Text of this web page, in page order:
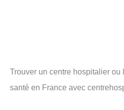
Trouver un centre hospitalier ou
santé en France avec